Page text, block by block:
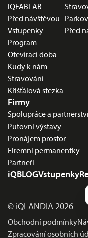
iQFABLAB
Před návštěvou
Vstupenky
Program
Otevírací doba
Kudy k nám
Stravování
Křišťálová stezka
Před
Firmy
Spolupráce a
Putovní výstavy
Pronájem prostor
Firemní permanentky
Partneři
iQBLOGVstupenky
© iQLANDIA 2026
Obchodní podmínky
Zpracování osobních
asistent